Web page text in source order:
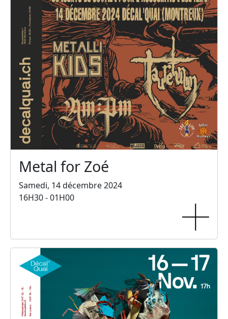
Metal for Zoé
Samedi, 14 décembre 2024
16H30 - 01H00